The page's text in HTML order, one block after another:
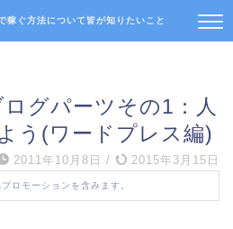
稼ぐ方法について皆が知りたいこと
グパーツその1：人
う(ワードプレス編)
2011年10月8日 / 2015年3月15日
ロモーションを含みます。